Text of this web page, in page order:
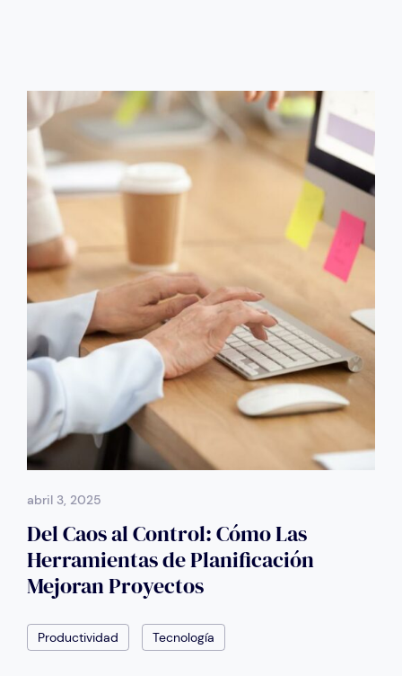
abril 3, 2025
Del Caos al Control: Cómo Las
Herramientas de Planificación
Mejoran Proyectos
Productividad Tecnología